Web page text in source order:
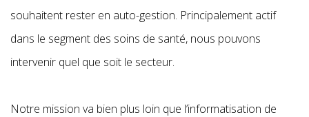
souhaitent rester en auto-gestion. Principalement actif
dans le segment des soins de santé, nous pouvons
intervenir quel que soit le secteur.
Notre mission va bien plus loin que l’informatisation de